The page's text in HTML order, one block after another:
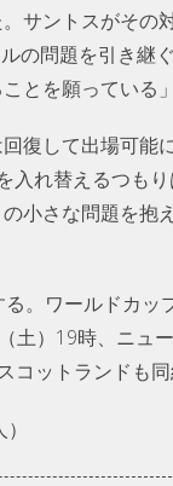
サントスがそ
の問題を引き
とを願っている
復して出場可
入れ替えるつも
小さな問題を
。ワールドカ
土）19時、ニュ
ットランドも同